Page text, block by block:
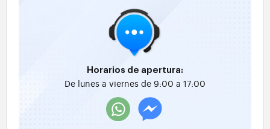
Horarios de apertura:
De lunes a viernes de 9:00 a 17:00